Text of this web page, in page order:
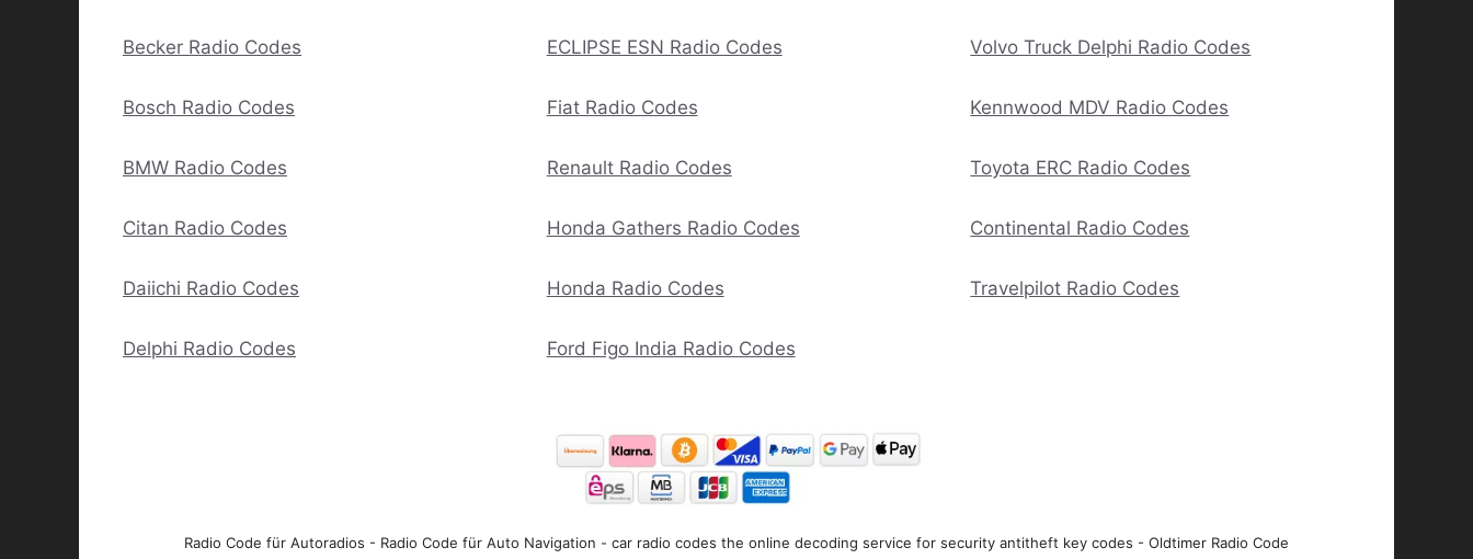
Becker Radio Codes
Bosch Radio Codes
BMW Radio Codes
Citan Radio Codes
Daiichi Radio Codes
Delphi Radio Codes
ECLIPSE ESN Radio Codes
Fiat Radio Codes
Renault Radio Codes
Honda Gathers Radio Codes
Honda Radio Codes
Ford Figo India Radio Codes
Volvo Truck Delphi Radio Codes
Kennwood MDV Radio Codes
Toyota ERC Radio Codes
Continental Radio Codes
Travelpilot Radio Codes
Radio Code für Autoradios - Radio Code für Auto Navigation - car radio codes the online decoding service for security antitheft key codes - Oldtimer Radio Code